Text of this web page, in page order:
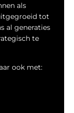
als
tot
al generaties
te
ook met: